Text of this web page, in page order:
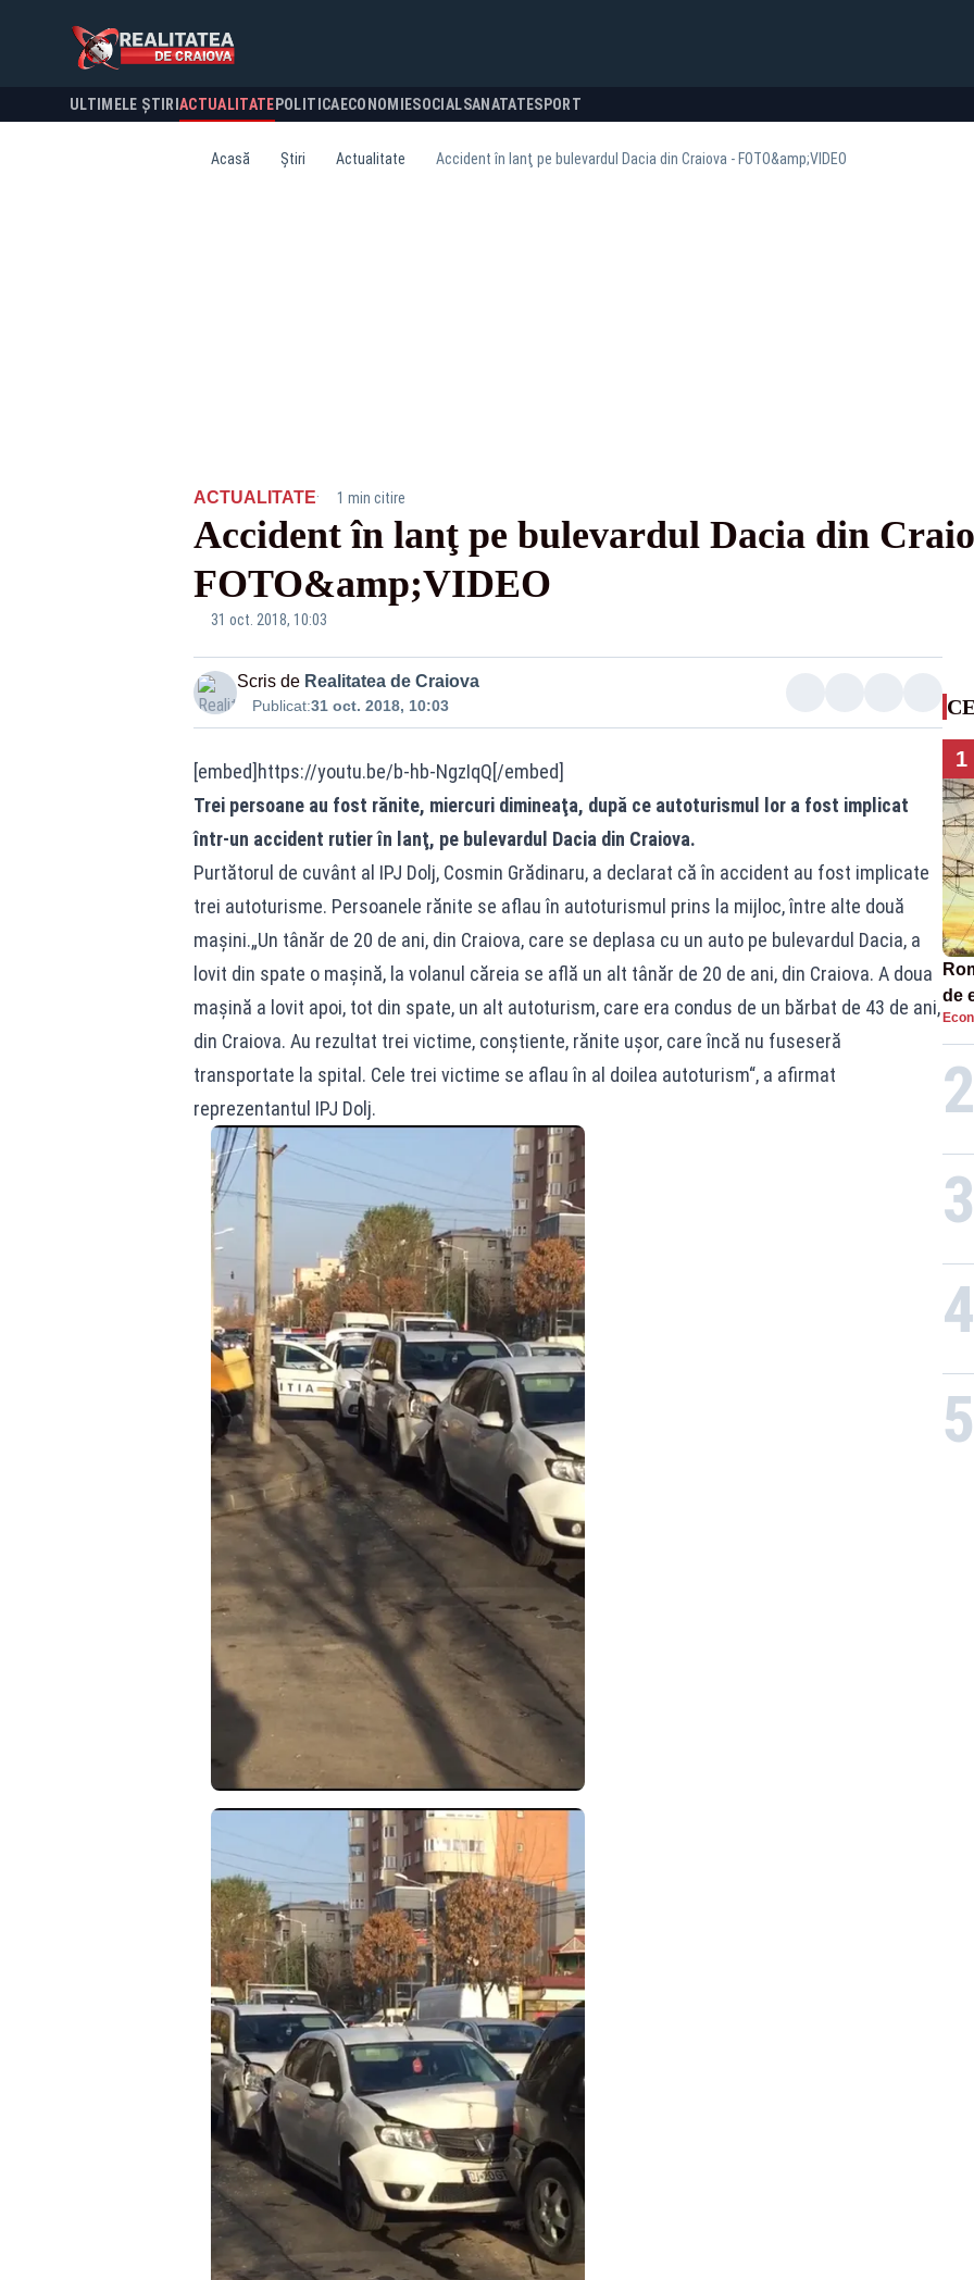
ULTIMELE ȘTIRI ACTUALITATE POLITICA ECONOMIESOCIALSANATATESPORT
Acasă Știri Actualitate Accident în lanţ pe bulevardul Dacia din Craiova - FOTO&amp;VIDEO
ACTUALITATE· 1 min citire
Accident în lanţ pe bulevardul Dacia din
FOTO&amp;VIDEO
31 oct. 2018, 10:03
Scris de Realitatea de Craiova
Publicat:31 oct. 2018, 10:03
[embed]https://youtu.be/b-hb-NgzIqQ[/embed]
Trei persoane au fost rănite, miercuri dimineaţa, după ce autoturismul lor a fost implicat
într-un accident rutier în lanţ, pe bulevardul Dacia din Craiova.
Purtătorul de cuvânt al IPJ Dolj, Cosmin Grădinaru, a declarat că în accident au fost implicate
trei autoturisme. Persoanele rănite se aflau în autoturismul prins la mijloc, între alte două
maşini.„Un tânăr de 20 de ani, din Craiova, care se deplasa cu un auto pe bulevardul Dacia, a
lovit din spate o maşină, la volanul căreia se află un alt tânăr de 20 de ani, din Craiova. A doua
mașină a lovit apoi, tot din spate, un alt autoturism, care era condus de un bărbat de 43 de ani,
din Craiova. Au rezultat trei victime, conștiente, rănite ușor, care încă nu fuseseră
transportate la spital. Cele trei victime se aflau în al doilea autoturism“, a afirmat
reprezentantul IPJ Dolj.
1
de
2
3
4
5